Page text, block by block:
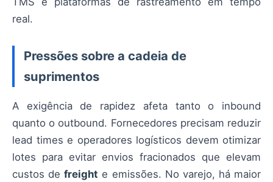
real.
Pressões sobre a cadeia de
suprimentos
A exigência de rapidez afeta tanto o inbound
quanto o outbound. Fornecedores precisam reduzir
lead times e operadores logísticos devem otimizar
lotes para evitar envios fracionados que elevam
custos defreight e emissões. No varejo, há maior